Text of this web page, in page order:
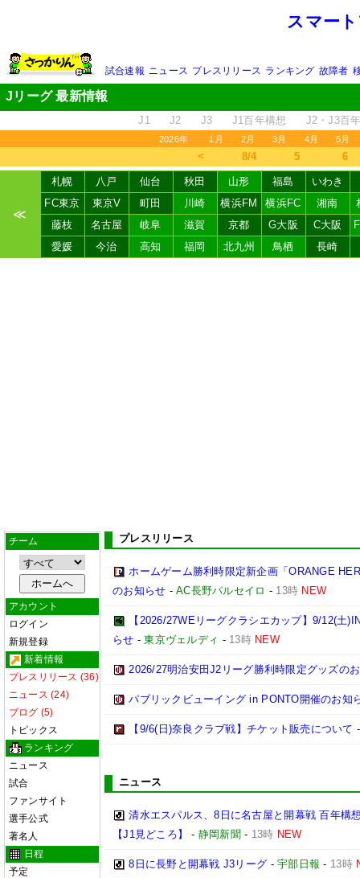
スマー
試合速報 ニュース プレスリリース ランキング 故障者
Jリーグ 最新情報
J1 J2 J3 J1百年構想 J2・J3百
2026年 1月 2月 3月 4月 5月
＜ 8/4 5 6
≪
札幌 八戸 仙台 秋田 山形 福島
いわき
FC東京
東京V 町田 川崎 横浜FM 横浜FC 湘南
藤枝
名古屋 岐阜 滋賀 京都 G大阪 C大阪
愛媛
今治 高知 福岡 北九州 鳥栖 長崎
チーム
アカウント
ログイン
新規登録
新着情報
プレスリリース (36)
ニュース (24)
ブログ (5)
トピックス
ランキング
ニュース
試合
ファンサイト
選手公式
著名人
日程
予定
プレスリリース
ホームゲーム勝利時限定新企画「ORANGE
のお知らせ -AC長野パルセイロ - 13時 NEW
【2026/27WEリーグクラシエカップ】9/12(土
らせ -東京ヴェルディ - 13時 NEW
2026/27明治安田J2リーグ勝利時限定グッズの
パブリックビューイング in PONTO開催のお知
【9/6(日)奈良クラブ戦】チケット販売について
ニュース
清水エスパルス、8日に名古屋と開幕戦 百年
【J1見どころ】
- 静岡新聞 - 13時 NEW
8日に長野と開幕戦 J3リーグ -宇部日報 - 13時